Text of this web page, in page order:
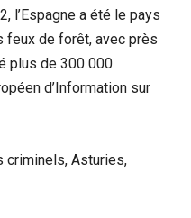
l’Espagne a été le pays
feux de forêt, avec près
plus de 300 000
d’Information sur
criminels, Asturies,